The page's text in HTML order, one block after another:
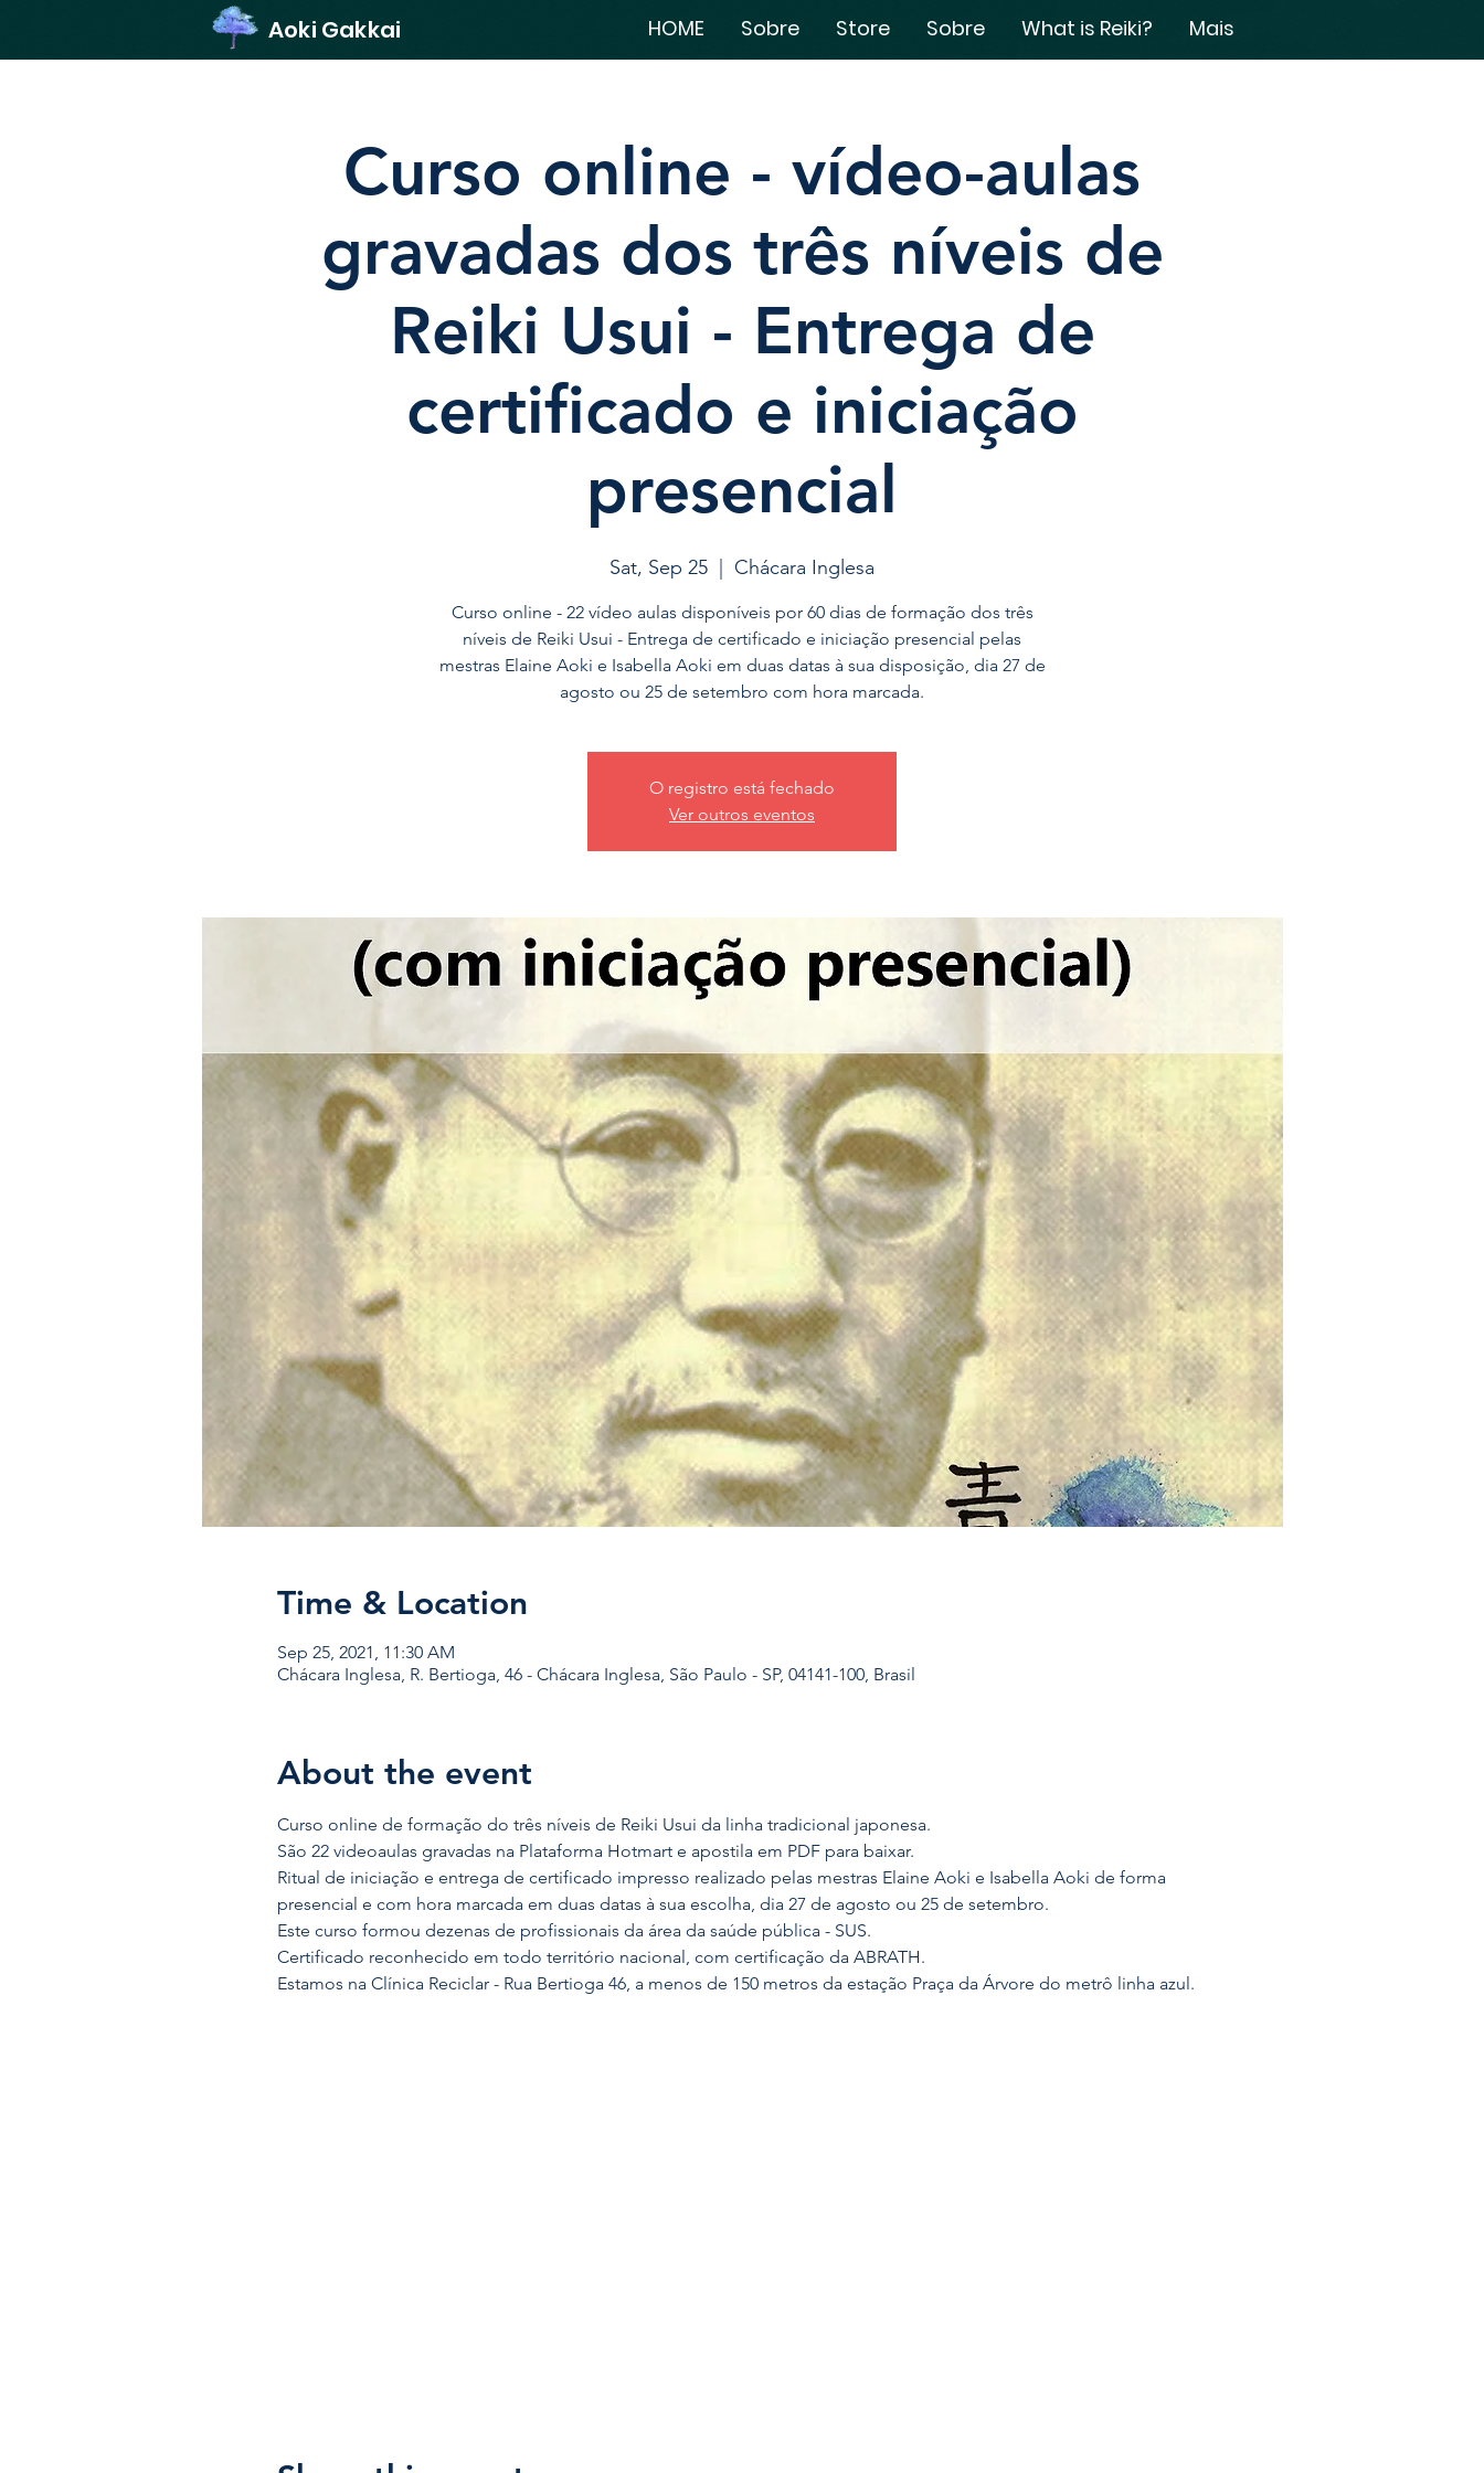
HOME Sobre Store Sobre What is Reiki? Mais
Aoki Gakkai
Curso online - vídeo-aulas
gravadas dos três níveis de
Reiki Usui - Entrega de
certificado e iniciação
presencial
Sat, Sep 25 Chácara Inglesa
Curso online - 22 vídeo aulas disponíveis por 60 dias de formação dos três
níveis de Reiki Usui - Entrega de certificado e iniciação presencial pelas
mestras Elaine Aoki e Isabella Aoki em duas datas à sua disposição, dia 27 de
agosto ou 25 de setembro com hora marcada.
O registro está fechado
Ver outros eventos
Time & Location
Sep 25, 2021, 11:30 AM
Chácara Inglesa, R. Bertioga, 46 - Chácara Inglesa, São Paulo - SP, 04141-100, Brasil
About the event
Curso online de formação do três níveis de Reiki Usui da linha tradicional japonesa.
São 22 videoaulas gravadas na Plataforma Hotmart e apostila em PDF para baixar.
Ritual de iniciação e entrega de certificado impresso realizado pelas mestras Elaine Aoki e Isabella Aoki de forma
presencial e com hora marcada em duas datas à sua escolha, dia 27 de agosto ou 25 de setembro.
Este curso formou dezenas de profissionais da área da saúde pública - SUS.
Certificado reconhecido em todo território nacional, com certificação da ABRATH.
Estamos na Clínica Reciclar - Rua Bertioga 46, a menos de 150 metros da estação Praça da Árvore do metrô linha azul.